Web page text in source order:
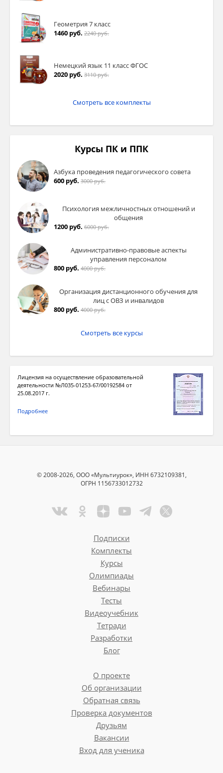
Геометрия 7 класс
1460 руб. 2240 руб.
Немецкий язык 11 класс ФГОС
2020 руб. 3110 руб.
Смотреть все комплекты
Курсы ПК и ППК
Азбука проведения педагогического совета
600 руб. 3000 руб.
Психология межличностных отношений и
общения
1200 руб. 6000 руб.
Административно-правовые аспекты
управления персоналом
800 руб. 4000 руб.
Организация дистанционного обучения для
лиц с ОВЗ и инвалидов
800 руб. 4000 руб.
Смотреть все курсы
Лицензия на осуществление образовательной
деятельности №Л035-01253-67/00192584 от
25.08.2017 г.
Подробнее
© 2008-2026, ООО «Мультиурок», ИНН 6732109381,
ОГРН 1156733012732
Подписки
Комплекты
Курсы
Олимпиады
Вебинары
Тесты
Видеоучебник
Тетради
Разработки
Блог
О проекте
Об организации
Обратная связь
Проверка документов
Друзьям
Вакансии
Вход для ученика